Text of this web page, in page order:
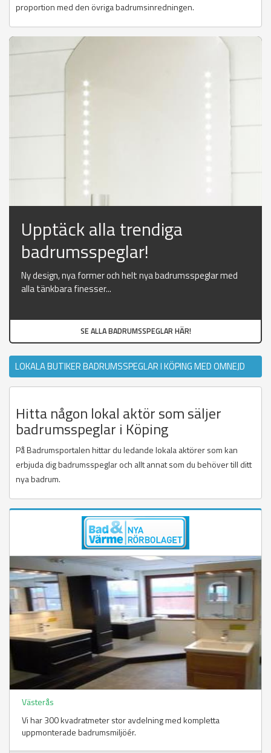
proportion med den övriga badrumsinredningen.
Upptäck alla trendiga
badrumsspeglar!
Ny design, nya former och helt nya badrumsspeglar med
alla tänkbara finesser...
SE ALLA BADRUMSSPEGLAR HÄR!
LOKALA BUTIKER BADRUMSSPEGLAR I KÖPING MED OMNEJD
Hitta någon lokal aktör som säljer
badrumsspeglar i Köping
På Badrumsportalen hittar du ledande lokala aktörer som kan
erbjuda dig badrumsspeglar och allt annat som du behöver till ditt
nya badrum.
Västerås
Vi har 300 kvadratmeter stor avdelning med kompletta
uppmonterade badrumsmiljöér.